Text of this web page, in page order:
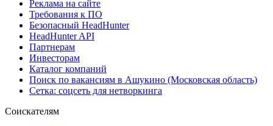
Реклама на сайте
Требования к ПО
Безопасный HeadHunter
HeadHunter API
Партнерам
Инвесторам
Каталог компаний
Поиск по вакансиям в Ашукино (Московская область)
Сетка: соцсеть для нетворкинга
Соискателям